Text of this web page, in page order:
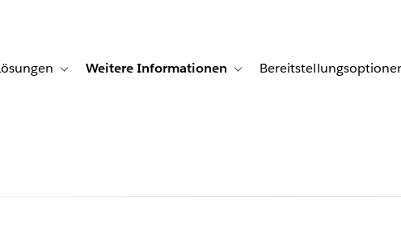
sub-navigation for Kundenberichte
Toggle sub-navigation for Lösungen
Weitere Informationen Toggle sub-navigation for Weitere